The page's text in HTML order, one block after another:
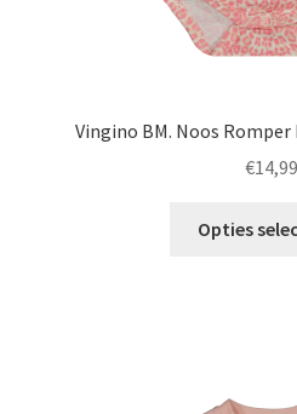
Vingino BM. Noos Romper
€14,99
Opties